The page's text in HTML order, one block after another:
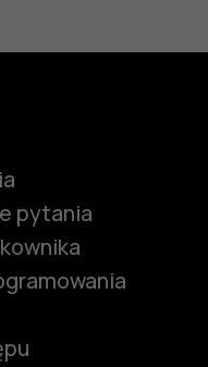
pytania